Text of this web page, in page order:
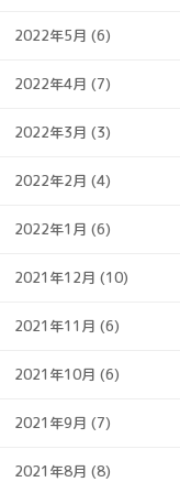
2022年5月 (6)
2022年4月 (7)
2022年3月 (3)
2022年2月 (4)
2022年1月 (6)
2021年12月 (10)
2021年11月 (6)
2021年10月 (6)
2021年9月 (7)
2021年8月 (8)